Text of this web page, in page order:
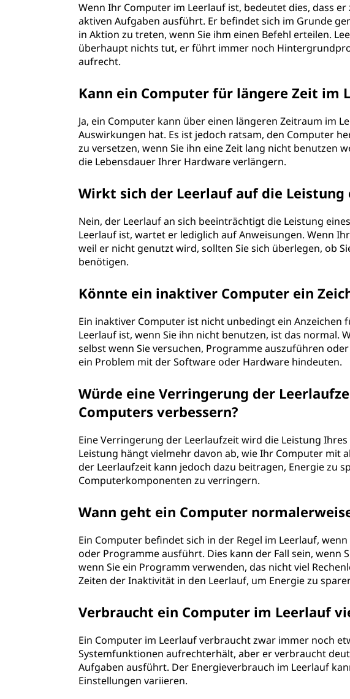
Wenn Ihr Computer im Leerlauf ist, bedeutet dies, dass
aktiven Aufgaben ausführt. Er befindet sich im Grunde
in Aktion zu treten, wenn Sie ihm einen Befehl erteilen.
überhaupt nichts tut, er führt immer noch
aufrecht.
Kann ein Computer für längere Zeit im
Ja, ein Computer kann über einen längeren Zeitraum im
Auswirkungen hat. Es ist jedoch ratsam, den Computer
zu versetzen, wenn Sie ihn eine Zeit lang nicht benutzen
die Lebensdauer Ihrer Hardware verlängern.
Wirkt sich der Leerlauf auf die Leistung
Nein, der Leerlauf an sich beeinträchtigt die Leistung
Leerlauf ist, wartet er lediglich auf Anweisungen. Wenn
weil er nicht genutzt wird, sollten Sie sich überlegen, ob
benötigen.
Könnte ein inaktiver Computer ein
Ein inaktiver Computer ist nicht unbedingt ein Anzeichen
Leerlauf ist, wenn Sie ihn nicht benutzen, ist das normal.
selbst wenn Sie versuchen, Programme auszuführen
ein Problem mit der Software oder Hardware hindeuten.
Würde eine Verringerung der
Computers verbessern?
Eine Verringerung der Leerlaufzeit wird die Leistung
Leistung hängt vielmehr davon ab, wie Ihr Computer mit
der Leerlaufzeit kann jedoch dazu beitragen, Energie zu
Computerkomponenten zu verringern.
Wann geht ein Computer
Ein Computer befindet sich in der Regel im Leerlauf,
oder Programme ausführt. Dies kann der Fall sein, wenn
wenn Sie ein Programm verwenden, das nicht viel
Zeiten der Inaktivität in den Leerlauf, um Energie zu
Verbraucht ein Computer im Leerlauf
Ein Computer im Leerlauf verbraucht zwar immer noch
Systemfunktionen aufrechterhält, aber er verbraucht
Aufgaben ausführt. Der Energieverbrauch im Leerlauf
Einstellungen variieren.